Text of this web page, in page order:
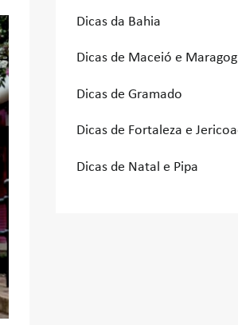
Dicas da Bahia
Dicas de Maceió e
Dicas de Gramado
Dicas de Fortaleza e
Dicas de Natal e Pipa